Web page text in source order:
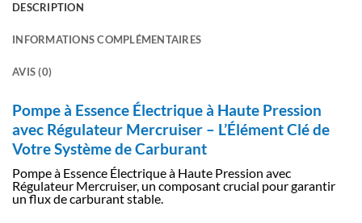
DESCRIPTION
INFORMATIONS COMPLÉMENTAIRES
AVIS (0)
Pompe à Essence Électrique à Haute Pression
avec Régulateur Mercruiser – L’Élément Clé de
Votre Système de Carburant
Pompe à Essence Électrique à Haute Pression avec
Régulateur Mercruiser, un composant crucial pour garantir
un flux de carburant stable.